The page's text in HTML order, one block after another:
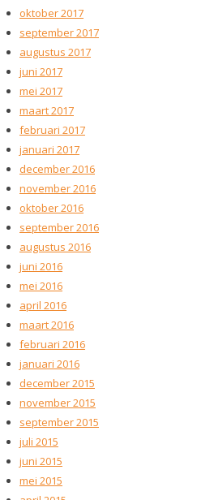
oktober 2017
september 2017
augustus 2017
juni 2017
mei 2017
maart 2017
februari 2017
januari 2017
december 2016
november 2016
oktober 2016
september 2016
augustus 2016
juni 2016
mei 2016
april 2016
maart 2016
februari 2016
januari 2016
december 2015
november 2015
september 2015
juli 2015
juni 2015
mei 2015